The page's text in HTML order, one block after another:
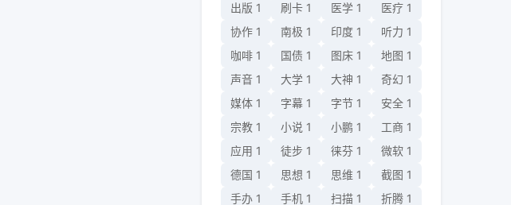
出版 1 刷卡 1 医学 1 医疗 1
协作 1 南极 1 印度 1 听力 1
咖啡 1 国债 1 图床 1 地图 1
声音 1 大学 1 大神 1 奇幻 1
媒体 1 字幕 1 字节 1 安全 1
宗教 1 小说 1 小鹏 1 工商 1
应用 1 徒步 1 徕芬 1 微软 1
德国 1 思想 1 思维 1 截图 1
手办 1 手机 1 扫描 1 折腾 1